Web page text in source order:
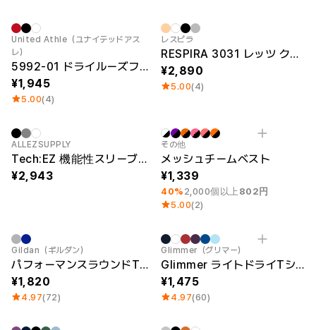
United Athle（ユナイテッドアス
レ）
5992-01 ドライルーズフィットバスケットボールタンクトップ
1,945
5.00(4)
Sale
レスピラ
RESPIRA 3031 レッツ クロップ 半袖
2,890
5.00(4)
New
ALLEZSUPPLY
Tech:EZ 機能性スリーブレストップ
2,943
最小注文数量 1個
その他
メッシュチームベスト
1,339
40% 2,000個以上 802円
5.00(2)
Sale
Gildan（ギルダン）
パフォーマンスラウンドTシャツ
1,820
4.97(72)
Glimmer（グリマー）
Glimmer ライトドライTシャツ
1,475
4.97(60)